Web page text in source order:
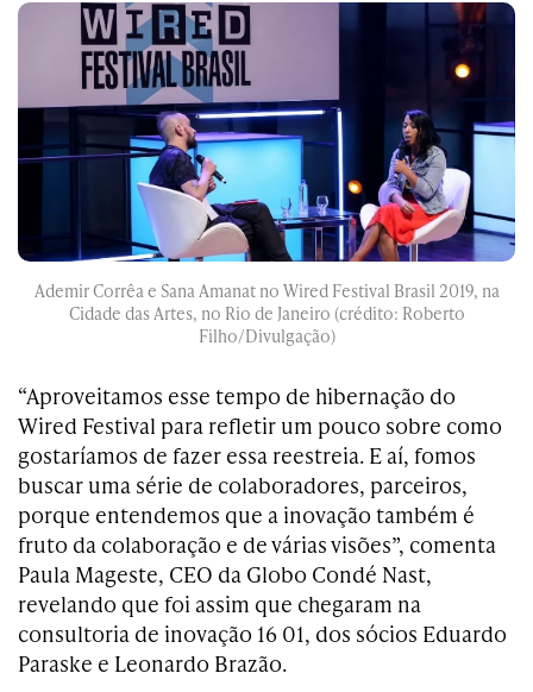
Ademir Corrêa e Sana Amanat no Wired Festival Brasil 2019, na
Cidade das Artes, no Rio de Janeiro (crédito: Roberto
Filho/Divulgação)
“Aproveitamos esse tempo de hibernação do
Wired Festival para refletir um pouco sobre como
gostaríamos de fazer essa reestreia. E aí, fomos
buscar uma série de colaboradores, parceiros,
porque entendemos que a inovação também é
fruto da colaboração e de várias visões”, comenta
Paula Mageste, CEO da Globo Condé Nast,
revelando que foi assim que chegaram na
consultoria de inovação 16 01, dos sócios Eduardo
Paraske e Leonardo Brazão.